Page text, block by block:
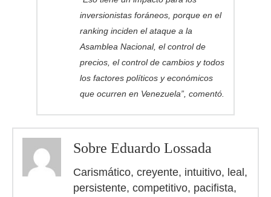
inversionistas foráneos, porque en el
ranking inciden el ataque a la
Asamblea Nacional, el control de
precios, el control de cambios y todos
los factores políticos y económicos
que ocurren en Venezuela”, comentó.
Sobre Eduardo Lossada
Carismático, creyente, intuitivo, leal,
persistente, competitivo, pacifista,